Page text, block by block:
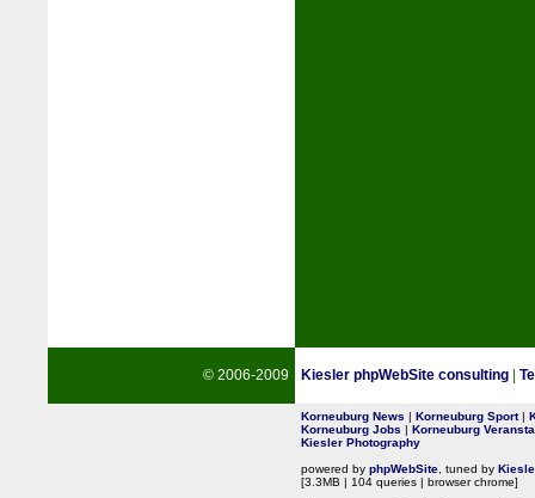
© 2006-2009 Kiesler phpWebSite consulting
Korneuburg News | Korneuburg Sport|
Korneuburg Jobs | Korneuburg
Kiesler Photography
powered by phpWebSite , tuned by
[3.3MB | 104 queries | browser chrome]